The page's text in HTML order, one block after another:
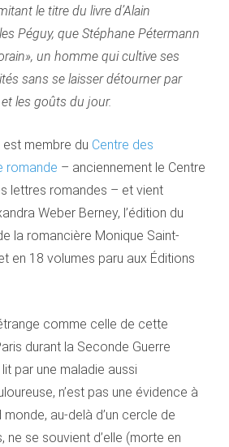
le titre du livre d’Alain
Péguy, que Stéphane Pétermann
un homme qui cultive ses
sans se laisser détourner par
les goûts du jour.
est membre du Centre des
romande – anciennement le Centre
lettres romandes – et vient
Weber Berney, l’édition du
la romancière Monique Saint-
en 18 volumes paru aux Éditions
comme celle de cette
durant la Seconde Guerre
par une maladie aussi
n’est pas une évidence à
monde, au-delà d’un cercle de
ne se souvient d’elle (morte en